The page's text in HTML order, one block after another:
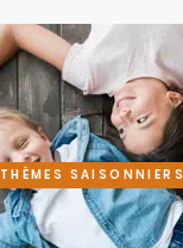
THÈMES SAISONNIERS